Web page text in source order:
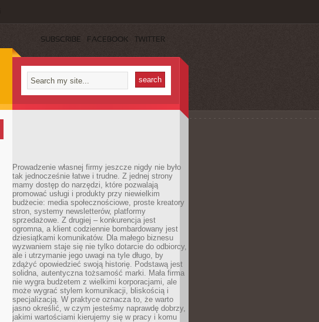
SUBSCRIBE FACEBOOK TWITTER
Prowadzenie własnej firmy jeszcze nigdy nie było
tak jednocześnie łatwe i trudne. Z jednej strony
mamy dostęp do narzędzi, które pozwalają
promować usługi i produkty przy niewielkim
budżecie: media społecznościowe, proste kreatory
stron, systemy newsletterów, platformy
sprzedażowe. Z drugiej – konkurencja jest
ogromna, a klient codziennie bombardowany jest
dziesiątkami komunikatów. Dla małego biznesu
wyzwaniem staje się nie tylko dotarcie do odbiorcy,
ale i utrzymanie jego uwagi na tyle długo, by
zdążyć opowiedzieć swoją historię. Podstawą jest
solidna, autentyczna tożsamość marki. Mała firma
nie wygra budżetem z wielkimi korporacjami, ale
może wygrać stylem komunikacji, bliskością i
specjalizacją. W praktyce oznacza to, że warto
jasno określić, w czym jesteśmy naprawdę dobrzy,
jakimi wartościami kierujemy się w pracy i komu